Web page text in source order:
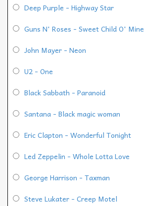
Deep Purple - Highway Star
Guns N' Roses - Sweet Child O' Mine
John Mayer - Neon
U2 - One
Black Sabbath - Paranoid
Santana - Black magic woman
Eric Clapton - Wonderful Tonight
Led Zeppelin - Whole Lotta Love
George Harrison - Taxman
Steve Lukater - Creep Motel